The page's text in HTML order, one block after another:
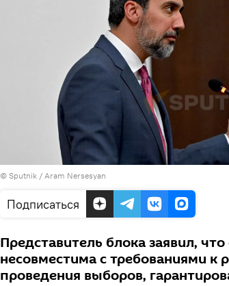
© Sputnik / Aram Nersesyan
Подписаться
Представитель блока заявил,
несовместима с требованиями к
проведения выборов,